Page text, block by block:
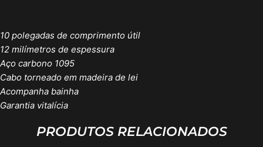
10 polegadas de comprimento útil
12 milímetros de espessura
Aço carbono 1095
Cabo torneado em madeira de lei
Acompanha bainha
Garantia vitalícia
PRODUTOS RELACIONADOS